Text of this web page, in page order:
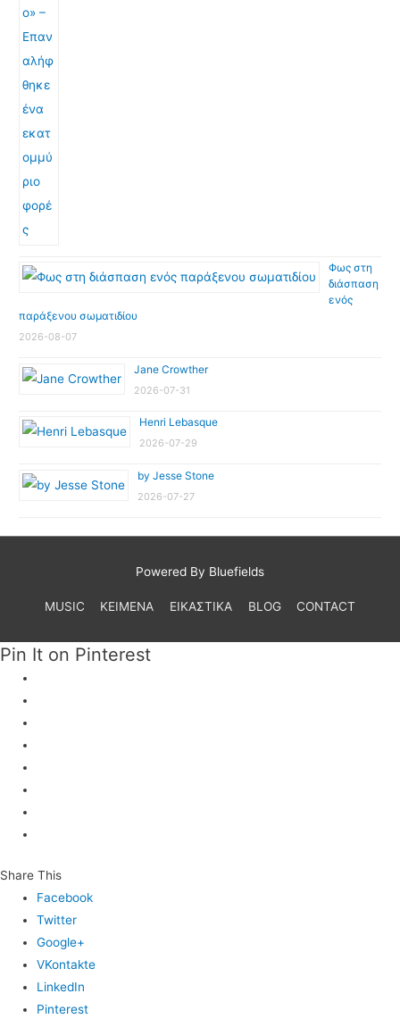
Φως στη
διάσπαση
ενός
παράξενου σωματιδίου
2026-08-07
Jane Crowther
2026-07-31
Henri Lebasque
2026-07-29
by Jesse Stone
2026-07-27
Powered By Bluefields
MUSIC ΚΕΙΜΕΝΑ ΕΙΚΑΣΤΙΚΑ BLOG CONTACT
Pin It on Pinterest
Share This
Facebook
Twitter
Google+
VKontakte
LinkedIn
Pinterest